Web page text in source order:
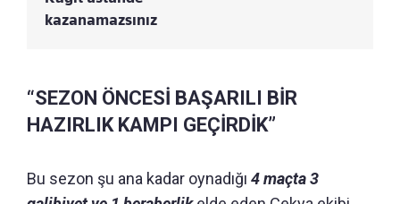
kazanamazsınız
“SEZON ÖNCESİ BAŞARILI BİR
HAZIRLIK KAMPI GEÇİRDİK”
Bu sezon şu ana kadar oynadığı 4 maçta 3